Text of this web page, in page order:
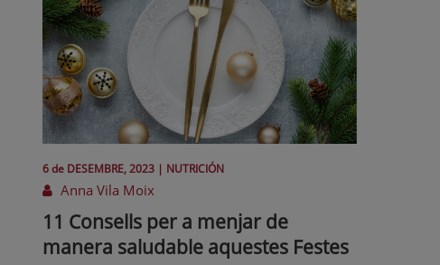
6 de DESEMBRE, 2023 | NUTRICIÓN
Anna Vila Moix
11 Consells per a menjar de
manera saludable aquestes Festes